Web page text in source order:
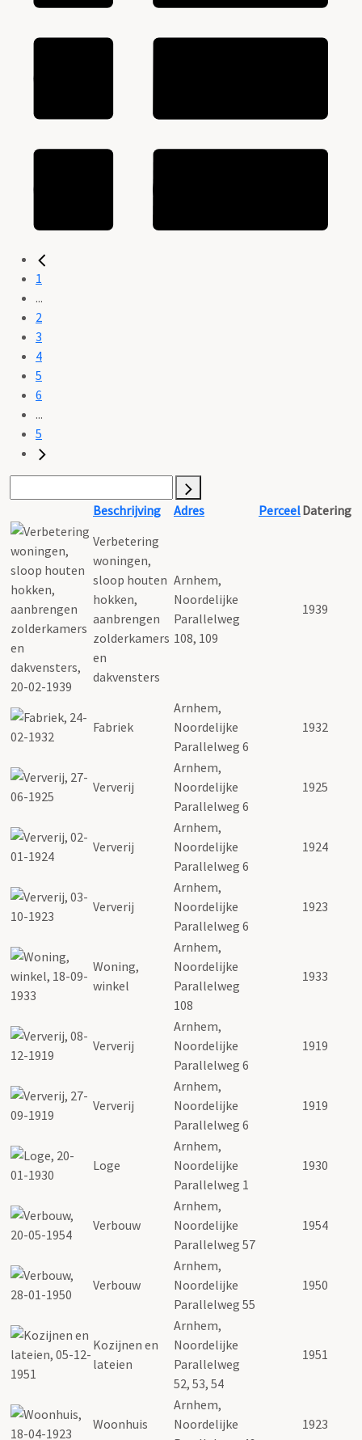
1
...
2
3
4
5
6
...
5
Beschrijving Adres PerceelDatering
Verbetering
woningen,
sloop houten
hokken,
aanbrengen
zolderkamers
en
dakvensters
Arnhem,
Noordelijke
Parallelweg
108, 109
1939
Fabriek
Arnhem,
Noordelijke
Parallelweg 6
1932
Ververij
Arnhem,
Noordelijke
Parallelweg 6
1925
Ververij
Arnhem,
Noordelijke
Parallelweg 6
1924
Ververij
Arnhem,
Noordelijke
Parallelweg 6
1923
Woning,
winkel
Arnhem,
Noordelijke
Parallelweg
108
1933
Ververij
Arnhem,
Noordelijke
Parallelweg 6
1919
Ververij
Arnhem,
Noordelijke
Parallelweg 6
1919
Loge
Arnhem,
Noordelijke
Parallelweg 1
1930
Verbouw
Arnhem,
Noordelijke
Parallelweg 57
1954
Verbouw
Arnhem,
Noordelijke
Parallelweg 55
1950
Kozijnen en
lateien
Arnhem,
Noordelijke
Parallelweg
52, 53, 54
1951
Woonhuis
Arnhem,
Noordelijke
1923